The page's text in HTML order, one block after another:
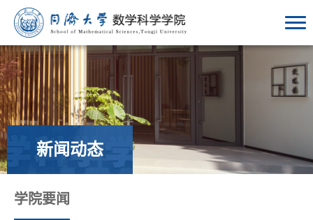
新闻动态
学院要闻